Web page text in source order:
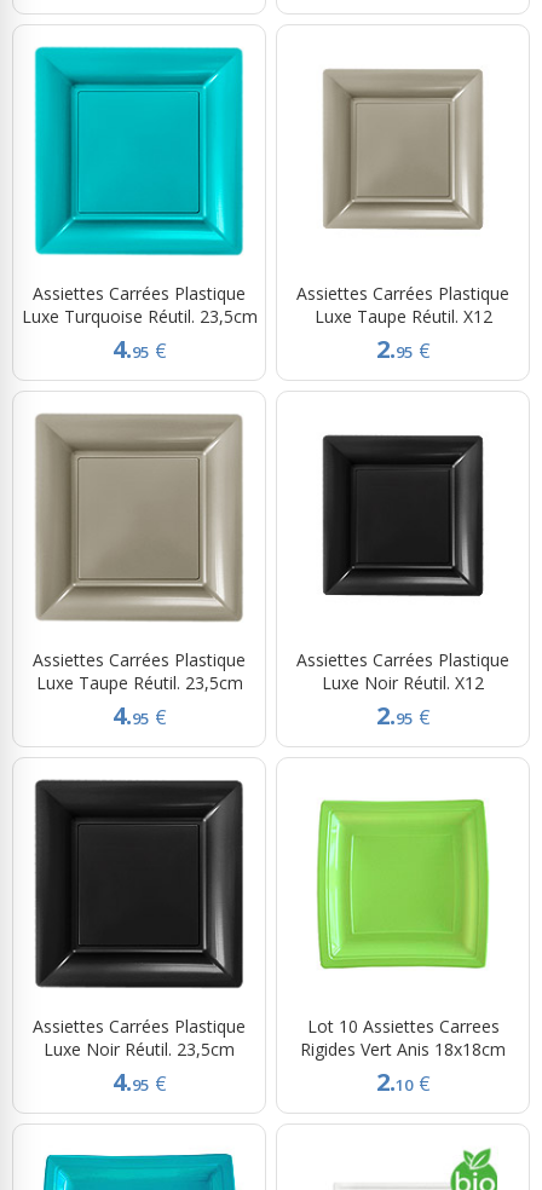
Assiettes Carrées Plastique
Luxe Turquoise Réutil. 23,5cm
4.95 €
Assiettes Carrées Plastique
Luxe Taupe Réutil. X12
2.95 €
Assiettes Carrées Plastique
Luxe Taupe Réutil. 23,5cm
4.95 €
Assiettes Carrées Plastique
Luxe Noir Réutil. X12
2.95 €
Assiettes Carrées Plastique
Luxe Noir Réutil. 23,5cm
4.95 €
Lot 10 Assiettes Carrees
Rigides Vert Anis 18x18cm
2.10 €